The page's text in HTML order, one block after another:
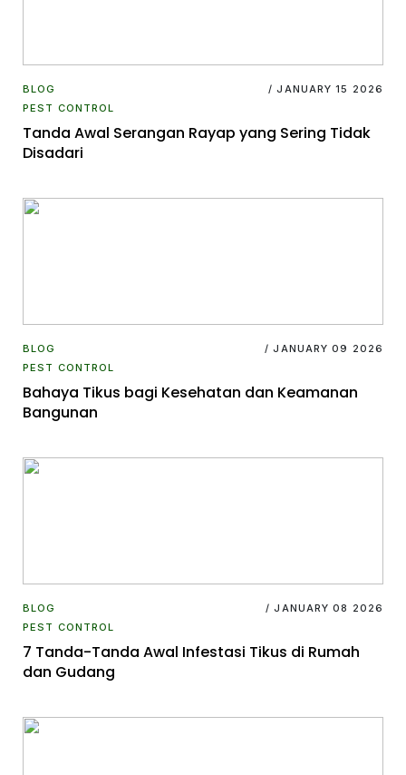
BLOG
PEST CONTROL
/ JANUARY 15 2026
Tanda Awal Serangan Rayap yang Sering Tidak
Disadari
BLOG
PEST CONTROL
/ JANUARY 09 2026
Bahaya Tikus bagi Kesehatan dan Keamanan
Bangunan
BLOG
PEST CONTROL
/ JANUARY 08 2026
7 Tanda-Tanda Awal Infestasi Tikus di Rumah
dan Gudang